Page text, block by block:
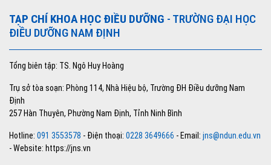
TẠP CHÍ KHOA HỌC ĐIỀU DƯỠNG - TRƯỜNG ĐẠI HỌC
ĐIỀU DƯỠNG NAM ĐỊNH
Tổng biên tập: TS. Ngô Huy Hoàng
Trụ sở tòa soạn: Phòng 114, Nhà Hiệu bộ, Trường ĐH Điều dưỡng Nam
Định
257 Hàn Thuyên, Phường Nam Định, Tỉnh Ninh Bình
Hotline: 091 3553578 - Điện thoại: 0228 3649666 - Email: jns@ndun.edu.vn
- Website: https://jns.vn